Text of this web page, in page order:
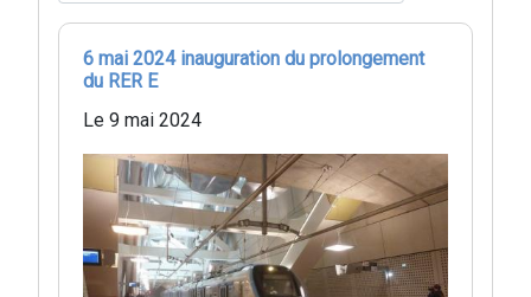
6 mai 2024 inauguration du prolongement
du RER E
Le 9 mai 2024